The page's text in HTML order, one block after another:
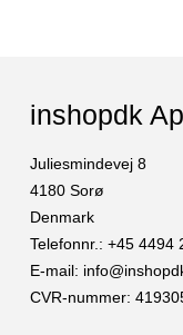
inshopdk
Juliesmindevej 8
4180 Sorø
Denmark
Telefonnr. : +45 4494
E-mail:
CVR-nummer: